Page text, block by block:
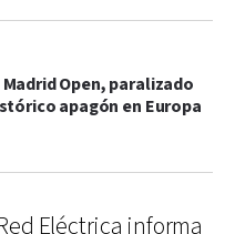
Open, paralizado
apagón en Europa
Eléctrica informa